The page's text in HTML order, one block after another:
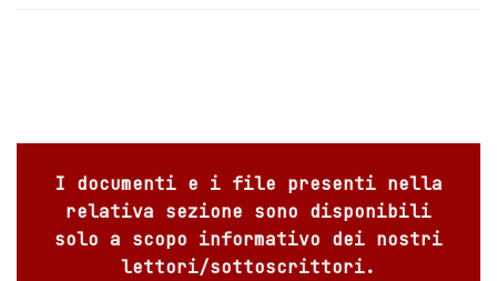
I documenti e i file presenti nella
relativa sezione sono disponibili
solo a scopo informativo dei nostri
lettori/sottoscrittori.